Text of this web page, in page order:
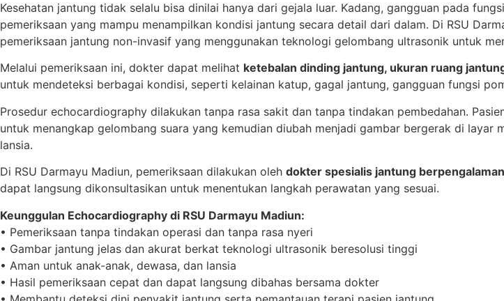
Kesehatan jantung tidak selalu bisa dinilai hanya dari gejala luar. Kadang, gangguan pada
pemeriksaan yang mampu menampilkan kondisi jantung secara detail dari dalam. Di RSU
pemeriksaan jantung non-invasif yang menggunakan teknologi gelombang ultrasonik untuk
Melalui pemeriksaan ini, dokter dapat melihat ketebalan dinding jantung, ukuran ruang
untuk mendeteksi berbagai kondisi, seperti kelainan katup, gagal jantung, gangguan fungsi
Prosedur echocardiography dilakukan tanpa rasa sakit dan tanpa tindakan pembedahan.
untuk menangkap gelombang suara yang kemudian diubah menjadi gambar bergerak di layar
lansia.
Di RSU Darmayu Madiun, pemeriksaan dilakukan oleh dokter spesialis jantung berpengalaman
dapat langsung dikonsultasikan untuk menentukan langkah perawatan yang sesuai.
Keunggulan Echocardiography di RSU Darmayu Madiun:
• Pemeriksaan tanpa tindakan operasi dan tanpa rasa nyeri
• Gambar jantung jelas dan akurat berkat teknologi ultrasonik beresolusi tinggi
• Aman untuk anak-anak, dewasa, dan lansia
• Hasil pemeriksaan cepat dan dapat langsung dibahas bersama dokter